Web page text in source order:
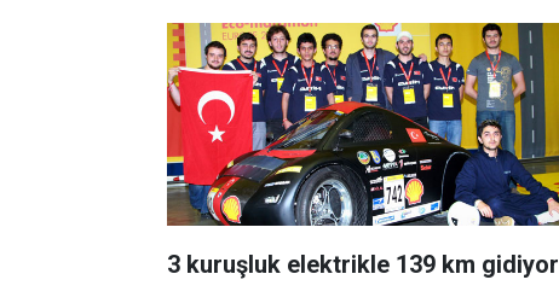
3 kuruşluk elektrikle 139 km gidiyor